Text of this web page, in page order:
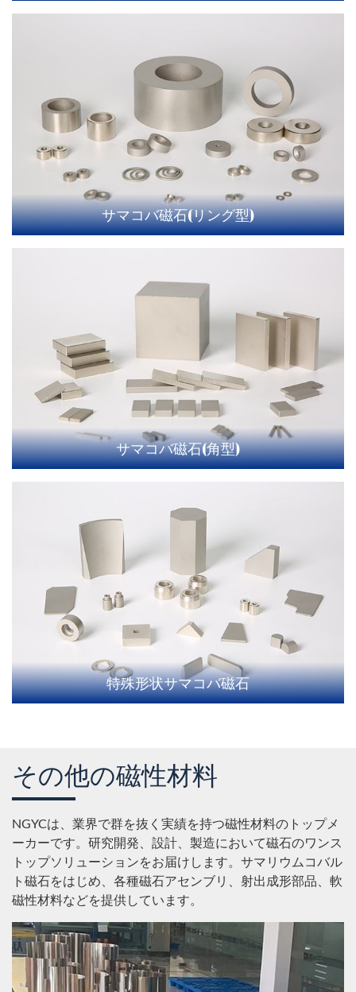
サマコバ磁石(リング型)
サマコバ磁石(角型)
特殊形状サマコバ磁石
その他の磁性材料
NGYCは、業界で群を抜く実績を持つ磁性材料のトップメ
ーカーです。研究開発、設計、製造において磁石のワンス
トップソリューションをお届けします。サマリウムコバル
ト磁石をはじめ、各種磁石アセンブリ、射出成形部品、軟
磁性材料などを提供しています。